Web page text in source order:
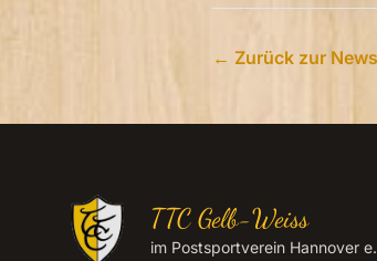
← Zurück zur
TTC Gelb-Weiss
im Postsportverein Hannover